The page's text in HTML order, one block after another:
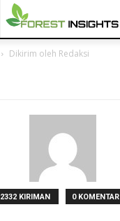
Dikirim oleh Redaksi
2332 KIRIMAN 0 KOMENTAR